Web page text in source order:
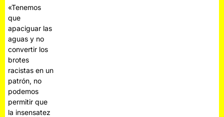
«Tenemos
que
apaciguar las
aguas y no
convertir los
brotes
racistas en un
patrón, no
podemos
permitir que
la insensatez